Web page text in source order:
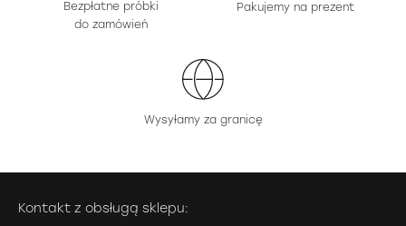
Bezpłatne próbki
do zamówień
Pakujemy na prezent
Wysyłamy za granicę
Kontakt z obsługą sklepu: